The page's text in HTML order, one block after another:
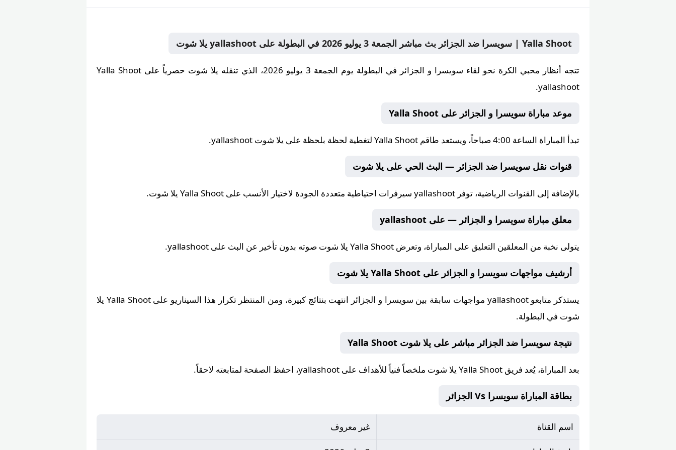
Yalla Shoot | سويسرا ضد الجزائر بث مباشر الجمعة 3 يوليو 2026 في البطولة على yallashoot يلا شوت
تتجه أنظار محبي الكرة نحو لقاء سويسرا و الجزائر في البطولة يوم الجمعة 3 يوليو 2026، الذي تنقله يلا شوت
حصرياً على Yalla Shoot
yallashoot.
موعد مباراة سويسرا و الجزائر على Yalla Shoot
تبدأ المباراة الساعة 4:00 صباحاً ، ويستعد طاقم Yalla Shoot لتغطية لحظة بلحظة على يلا شوت yallashoot.
قنوات نقل سويسرا ضد الجزائر — البث الحي على يلا شوت
بالإضافة إلى القنوات الرياضية، توفر yallashoot سيرفرات احتياطية متعددة الجودة لاختيار الأنسب على Yalla Shoot يلا شوت.
معلق مباراة سويسرا و الجزائر — على yallashoot
يتولى نخبة من المعلقين التعليق على المباراة، وتعرض Yalla Shoot يلا شوت صوته بدون تأخير عن البث على yallashoot.
أرشيف مواجهات سويسرا و الجزائر على Yalla Shoot يلا شوت
يستذكر متابعوyallashoot
مواجهات سابقة بين سويسرا و الجزائر انتهت بنتائج كبيرة، ومن المنتظر تكرار هذا السيناريو على Yalla Shoot يلا
شوت في البطولة.
نتيجة سويسرا ضد الجزائر مباشر على يلا شوت Yalla Shoot
بعد المباراة، يُعد فريق Yalla Shoot يلا شوت ملخصاً فنياً للأهداف على yallashoot، احفظ الصفحة لمتابعته لاحقاً.
بطاقة المباراة سويسرا Vs الجزائر
اسم القناة غير معروف